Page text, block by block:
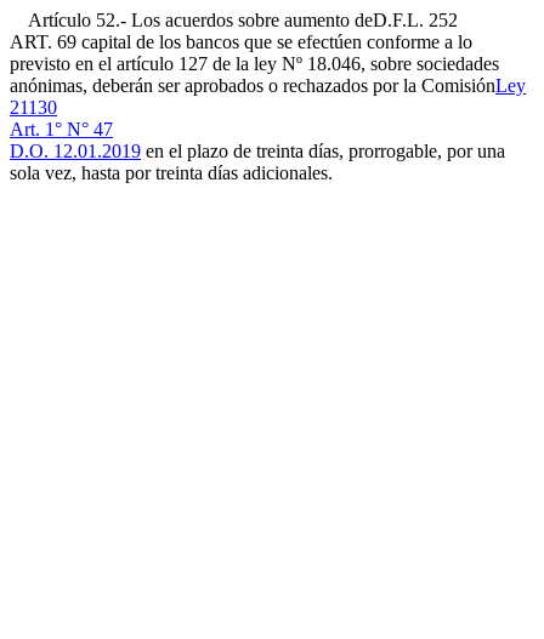
Artículo 52.- Los acuerdos sobre aumento deD.F.L. 252
ART. 69 capital de los bancos que se efectúen conforme a lo
previsto en el artículo 127 de la ley Nº 18.046, sobre sociedades
anónimas, deberán ser aprobados o rechazados por la ComisiónLey
21130
Art. 1° N° 47
D.O. 12.01.2019 en el plazo de treinta días, prorrogable, por una
sola vez, hasta por treinta días adicionales.